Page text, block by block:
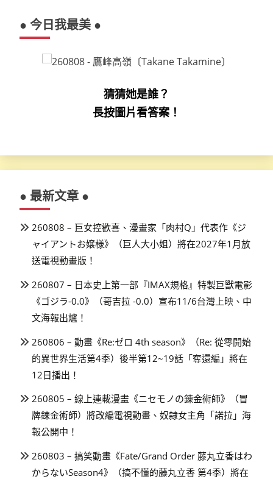
● 今日我最美 ●
猜猜她是誰？
長按圖片看答案！
● 最新文章 ●
260808 – 巨女控歡喜、漫畫家「肉村Q」代表作《ジ
ャイアントお嬢様》（巨人大小姐）將在2027年1月放
送電視動畫版！
260807 – 日本史上第一部『IMAX規格』特製巨獸電影
《ゴジラ-0.0》（哥吉拉 -0.0）宣布11/6台灣上映、中
文海報出爐！
260806 – 動畫《Re:ゼロ 4th season》（Re: 從零開始
的異世界生活第4季）後半第12~19話「奪還編」將在
12日播出！
260805 – 線上連載漫畫《ニセモノの錬金術師》（冒
牌鍊金術師）將改編電視動畫、奴隸女主角「諾拉」海
報公開中！
260803 – 搞笑動畫《Fate/Grand Order 藤丸立香はわ
からないSeason4》（搞不懂的藤丸立香 第4季）將在